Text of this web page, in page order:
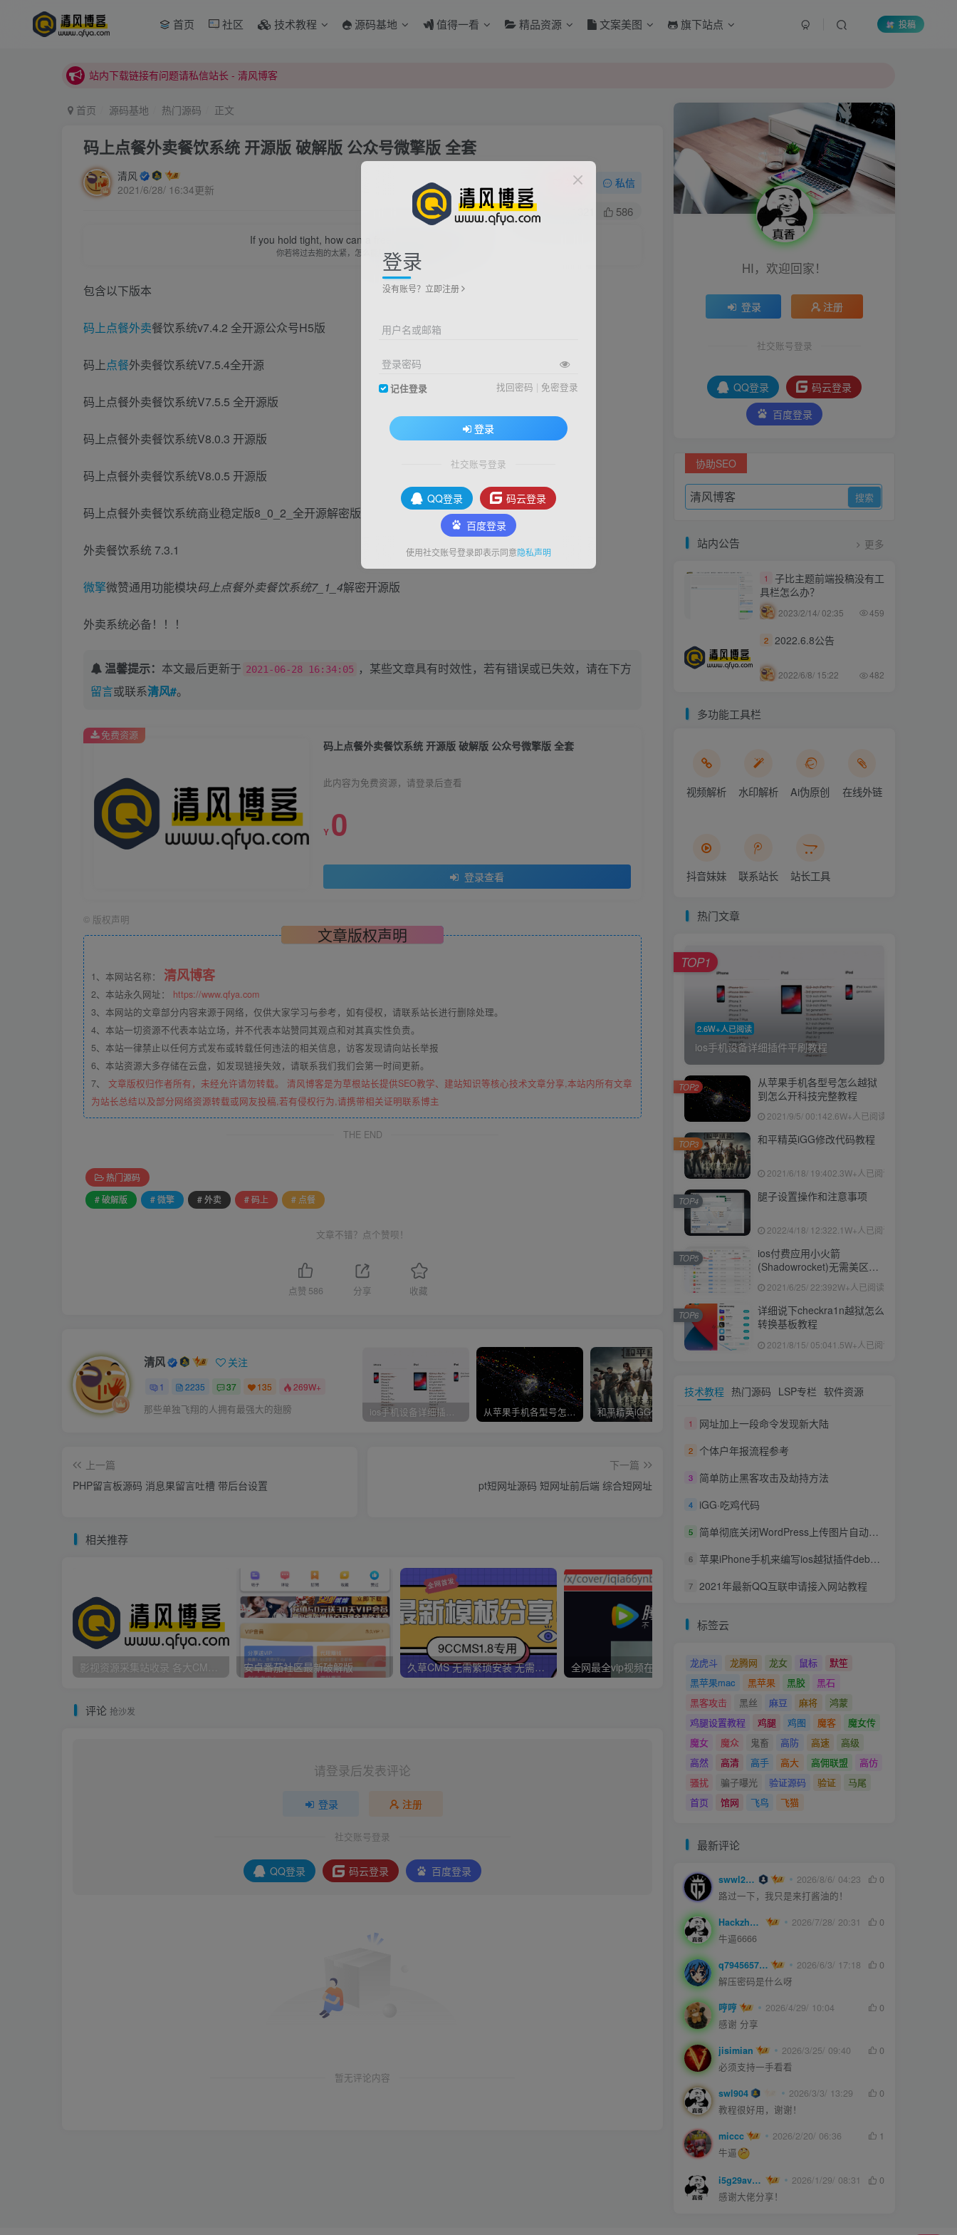
首页 社区 技术教程 源码基地 值得一看 精品资源 文案美图 旗下站点 投稿
站内下载链接有问题请私信站长 - 清风博客
站内下载链接有问题请私信站长 - 清风博客
首页 源码基地 热门源码 正文
码上点餐外卖餐饮系统 开源版 破解版 公众号微擎版 全套
清风
2021/6/28/ 16:34更新
关注 私信
586
If you hold tight, how can a free hand to hug now?
你若将过去抱的太紧，怎么能腾出手来拥抱现在？
包含以下版本
码上点餐外卖餐饮系统v7.4.2 全开源公众号H5版
码上点餐外卖餐饮系统V7.5.4全开源
码上点餐外卖餐饮系统V7.5.5 全开源版
码上点餐外卖餐饮系统V8.0.3 开源版
码上点餐外卖餐饮系统V8.0.5 开源版
码上点餐外卖餐饮系统商业稳定版8_0_2_全开源解密版
外卖餐饮系统 7.3.1
微擎微赞通用功能模块码上点餐外卖餐饮系统7_1_4解密开源版
外卖系统必备！！！
温馨提示： 本文最后更新于 2021-06-28 16:34:05
，某些文章具有时效性，若有错误或已失效，请在下方
留言或联系清风#。
码上点餐外卖餐饮系统 开源版 破解版 公众号微擎版 全套
此内容为免费资源，请登录后查看
Y 0
登录查看
免费资源
© 版权声明
文章版权声明
1、本网站名称： 清风博客
2、本站永久网址： https://www.qfya.com
3、本网站的文章部分内容来源于网络，仅供大家学习与参考，如有侵权，请联系站长进行删除处理。
4、本站一切资源不代表本站立场，并不代表本站赞同其观点和对其真实性负责。
5、本站一律禁止以任何方式发布或转载任何违法的相关信息，访客发现请向站长举报
6、本站资源大多存储在云盘，如发现链接失效，请联系我们我们会第一时间更新。
7、 文章版权归作者所有，未经允许请勿转载。 清风博客是为草根站长提供SEO教学、建站知识等核心技术文章分享,本站内所有文章
为站长总结以及部分网络资源转载或网友投稿,若有侵权行为,请携带相关证明联系博主
THE END
热门源码
# 破解版
# 微擎 # 外卖 # 码上 # 点餐
文章不错？点个赞呗！
点赞 586 分享 收藏
清风 关注
1 2235 37 135 269W+
那些单独飞翔的人拥有最强大的翅膀 ios手机设备详细插件平刷教程 从苹果手机各型号怎么越狱到怎么开科技完整教程
上一篇
PHP留言板源码 消息果留言吐槽 带后台设置
下一篇
pt短网址源码 短网址前后端 综合短网址
相关推荐
影视资源采集站收录 各大CMS采集资源站网址合集 安卓番茄社区最新破解版 久草CMS 无需繁琐安装 无需配置CK 无需手动更新 一分钟拥有30000视频资源 全网最全vip视频在线解析接口收藏分享
评论 抢沙发
请登录后发表评论
登录 注册
社交账号登录
QQ登录 码云登录 百度登录
暂无评论内容
HI，欢迎回家！
登录 注册
社交账号登录
QQ登录
码云登录
百度登录
协助SEO
站内公告 更多
1
子比主题前端投稿没有工
具栏怎么办？
2023/2/14/ 02:35 459
2 2022.6.8公告
2022/6/8/ 15:22 482
多功能工具栏
视频解析 水印解析 Ai伪原创 在线外链
抖音妹妹 联系站长 站长工具
热门文章
2.6W+人已阅读
ios手机设备详细插件平刷教程
TOP1
从苹果手机各型号怎么越狱
到怎么开科技完整教程
2021/9/5/ 00:142.6W+人已阅读
TOP2
和平精英iGG修改代码教程
2021/6/18/ 19:402.3W+人已阅读
TOP3
腿子设置操作和注意事项
2022/4/18/ 12:322.1W+人已阅读
TOP4
ios付费应用小火箭
(Shadowrocket)无需美区苹
2021/6/25/ 22:392W+人已阅读
TOP5
详细说下checkra1n越狱怎么
转换基板教程
2021/8/15/ 05:04 1.5W+人已阅读
TOP6
技术教程 热门源码 LSP专栏 软件资源
1 网址加上一段命令发现新大陆
2 个体户年报流程参考
3 简单防止黑客攻击及劫持方法
4 iGG·吃鸡代码
5 简单彻底关闭WordPress上传图片自动生成缩略图功能
6 苹果iPhone手机来编写ios越狱插件deb【theos】
7 2021年最新QQ互联申请接入网站教程
标签云
龙虎斗 龙腾网 龙女 鼠标
默笙
黑苹果mac
黑苹果 黑胶
黑石
黑客攻击
黑丝 麻豆 麻将
鸿蒙
鸡腿设置教程
鸡腿 鸡图 魔客
魔女传
魔女
魔众 鬼畜 高防 高速
高级
高然
高清 高手 高大 高佣联盟
高仿
骚扰
骗子曝光 验证源码 验证
马尾
首页
馆网 飞鸟 飞猫
最新评论
swwl2457 2026/8/6/ 04:23
0
路过一下，我只是来打酱油的！
Hackzheng 2026/7/28/ 20:31
0
牛逼6666
q794565750 2026/6/3/ 17:18
0
解压密码是什么呀
哼哼 2026/4/29/ 10:04
0
感谢 分享
jisimian 2026/3/25/ 09:40
0
必须支持一手看看
swl904 2026/3/3/ 13:29
0
教程很好用，谢谢！
miccc 2026/2/20/ 06:36
1
牛逼
i5g29ave0m 2026/1/29/ 08:31
0
感谢大佬分享！
登录
没有账号？立即注册
用户名或邮箱
登录密码
记住登录 找回密码 | 免密登录
登录
社交账号登录
QQ登录
码云登录
百度登录
使用社交账号登录即表示同意隐私声明